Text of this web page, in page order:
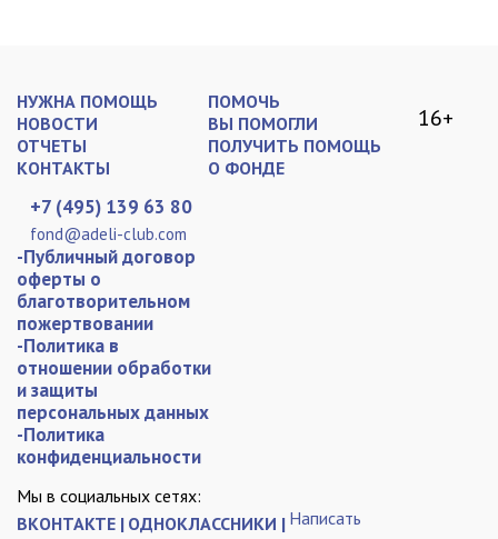
16+
НУЖНА ПОМОЩЬ
НОВОСТИ
ОТЧЕТЫ
КОНТАКТЫ
ПОМОЧЬ
ВЫ ПОМОГЛИ
ПОЛУЧИТЬ ПОМОЩЬ
О ФОНДЕ
+7 (495) 139 63 80
fond@adeli-club.com
-Публичный договор
оферты о
благотворительном
пожертвовании
-Политика в
отношении обработки
и защиты
персональных данных
-Политика
конфиденциальности
Мы в социальных сетях:
ВКОНТАКТЕ | ОДНОКЛАССНИКИ | Написать